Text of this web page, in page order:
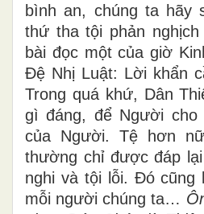
bình an, chúng ta hãy
thứ tha tội phản
bài đọc một của giờ
Đệ Nhị Luật: Lời khẩn
Trong quá khứ, Dân
gì đáng, để Người
của Người. Tệ hơn
thường chỉ được đáp
nghi và tội lỗi. Đó cũng
mỗi người chúng ta…